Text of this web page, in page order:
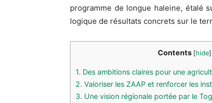
programme de longue haleine, étalé
logique de résultats concrets sur le
Contents [hide]
1. Des ambitions claires pour une
2. Valoriser les ZAAP et renforcer les
3. Une vision régionale portée par le